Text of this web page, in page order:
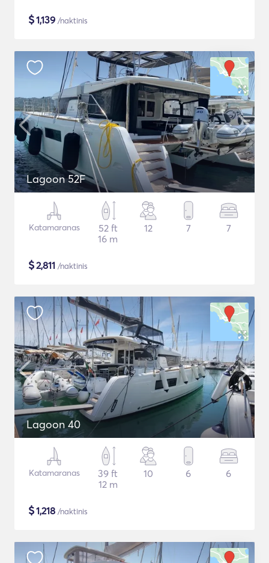
$1,139 /naktinis
Lagoon 52F
Katamaranas
52 ft
16 m
12 7 7
$2,811 /naktinis
Lagoon 40
Katamaranas
39 ft
12 m
10 6 6
$1,218 /naktinis